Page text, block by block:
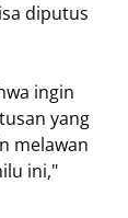
diputus
ingin
yang
melawan
ini,"